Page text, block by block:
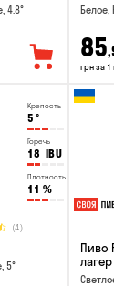
4.8° Белое,
85
грн за 1
Крепость
5 °
Горечь
18 IBU
Плотность
11 %
(4)
5°
Пиво
лагер